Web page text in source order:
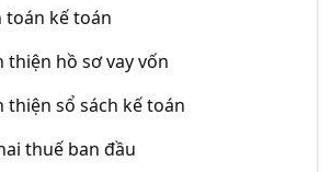
toán kế toán
thiện hồ sơ vay vốn
thiện sổ sách kế toán
thuế ban đầu